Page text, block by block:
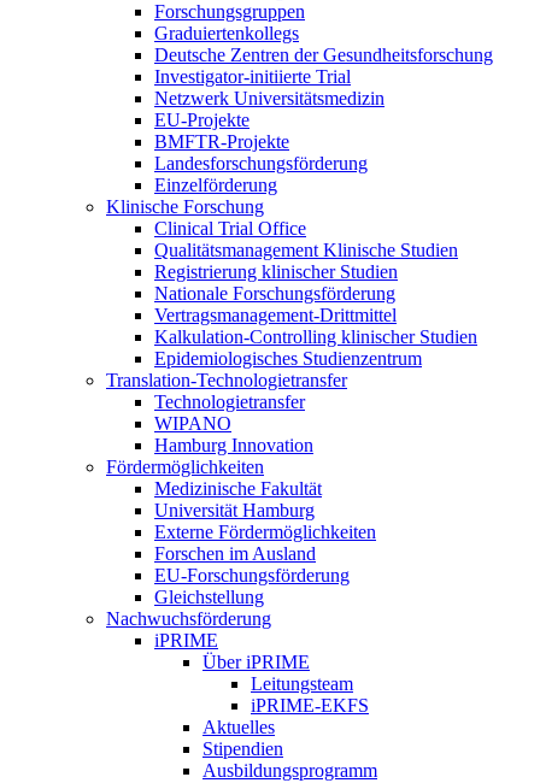
Forschungsgruppen
Graduiertenkollegs
Deutsche Zentren der Gesundheitsforschung
Investigator-initiierte Trial
Netzwerk Universitätsmedizin
EU-Projekte
BMFTR-Projekte
Landesforschungsförderung
Einzelförderung
Klinische Forschung
Clinical Trial Office
Qualitätsmanagement Klinische Studien
Registrierung klinischer Studien
Nationale Forschungsförderung
Vertragsmanagement-Drittmittel
Kalkulation-Controlling klinischer Studien
Epidemiologisches Studienzentrum
Translation-Technologietransfer
Technologietransfer
WIPANO
Hamburg Innovation
Fördermöglichkeiten
Medizinische Fakultät
Universität Hamburg
Externe Fördermöglichkeiten
Forschen im Ausland
EU-Forschungsförderung
Gleichstellung
Nachwuchsförderung
iPRIME
Über iPRIME
Leitungsteam
iPRIME-EKFS
Aktuelles
Stipendien
Ausbildungsprogramm